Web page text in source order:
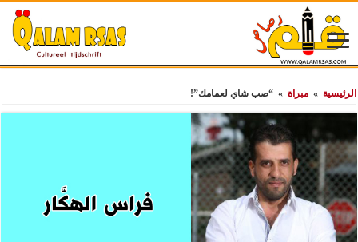
الرئيسية » مبراة » “صب شاي لعمامك”!